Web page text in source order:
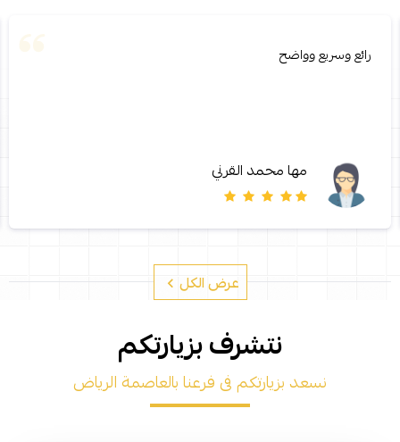
رائع وسريع وواضح
مها محمد القرني
عرض الكل
نتشرف بزيارتكم
نسعد بزيارتكم فى فرعنا بالعاصمة الرياض